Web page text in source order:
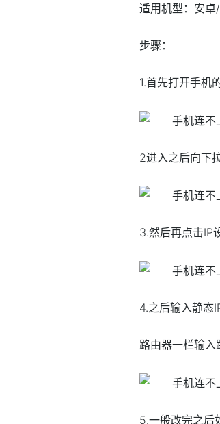
适用机型：安卓
步骤：
1.首先打开手机
2进入之后向下
3.然后再点击IP
4.之后输入静态
路由器一栏输入
5.一般改完之后